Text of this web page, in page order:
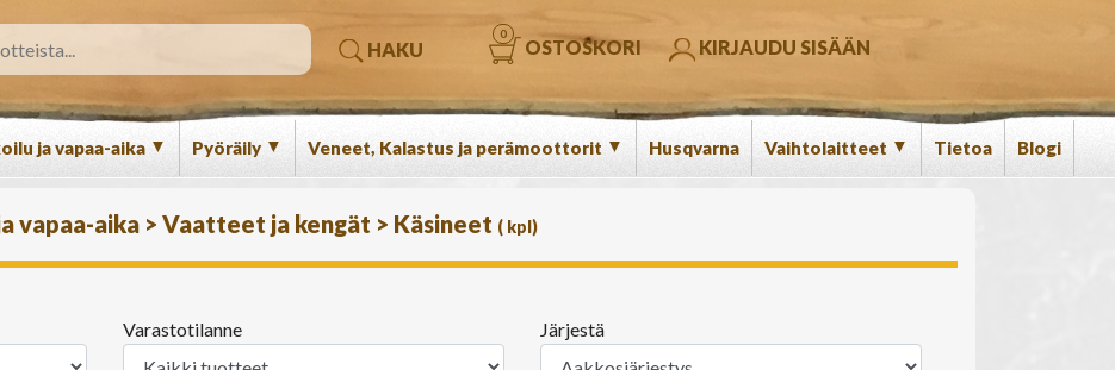
HAKU OSTOSKORI
0
KIRJAUDU SISÄÄN
ja vapaa-aika ▼ Pyöräily ▼ Veneet, Kalastus ja perämoottorit ▼ Husqvarna Vaihtolaitteet ▼ Tietoa Blogi
vapaa-aika > Vaatteet ja kengät > Käsineet ( kpl)
Varastotilanne Järjestä